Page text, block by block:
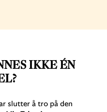
IKKE ÉN
slutter å tro på den